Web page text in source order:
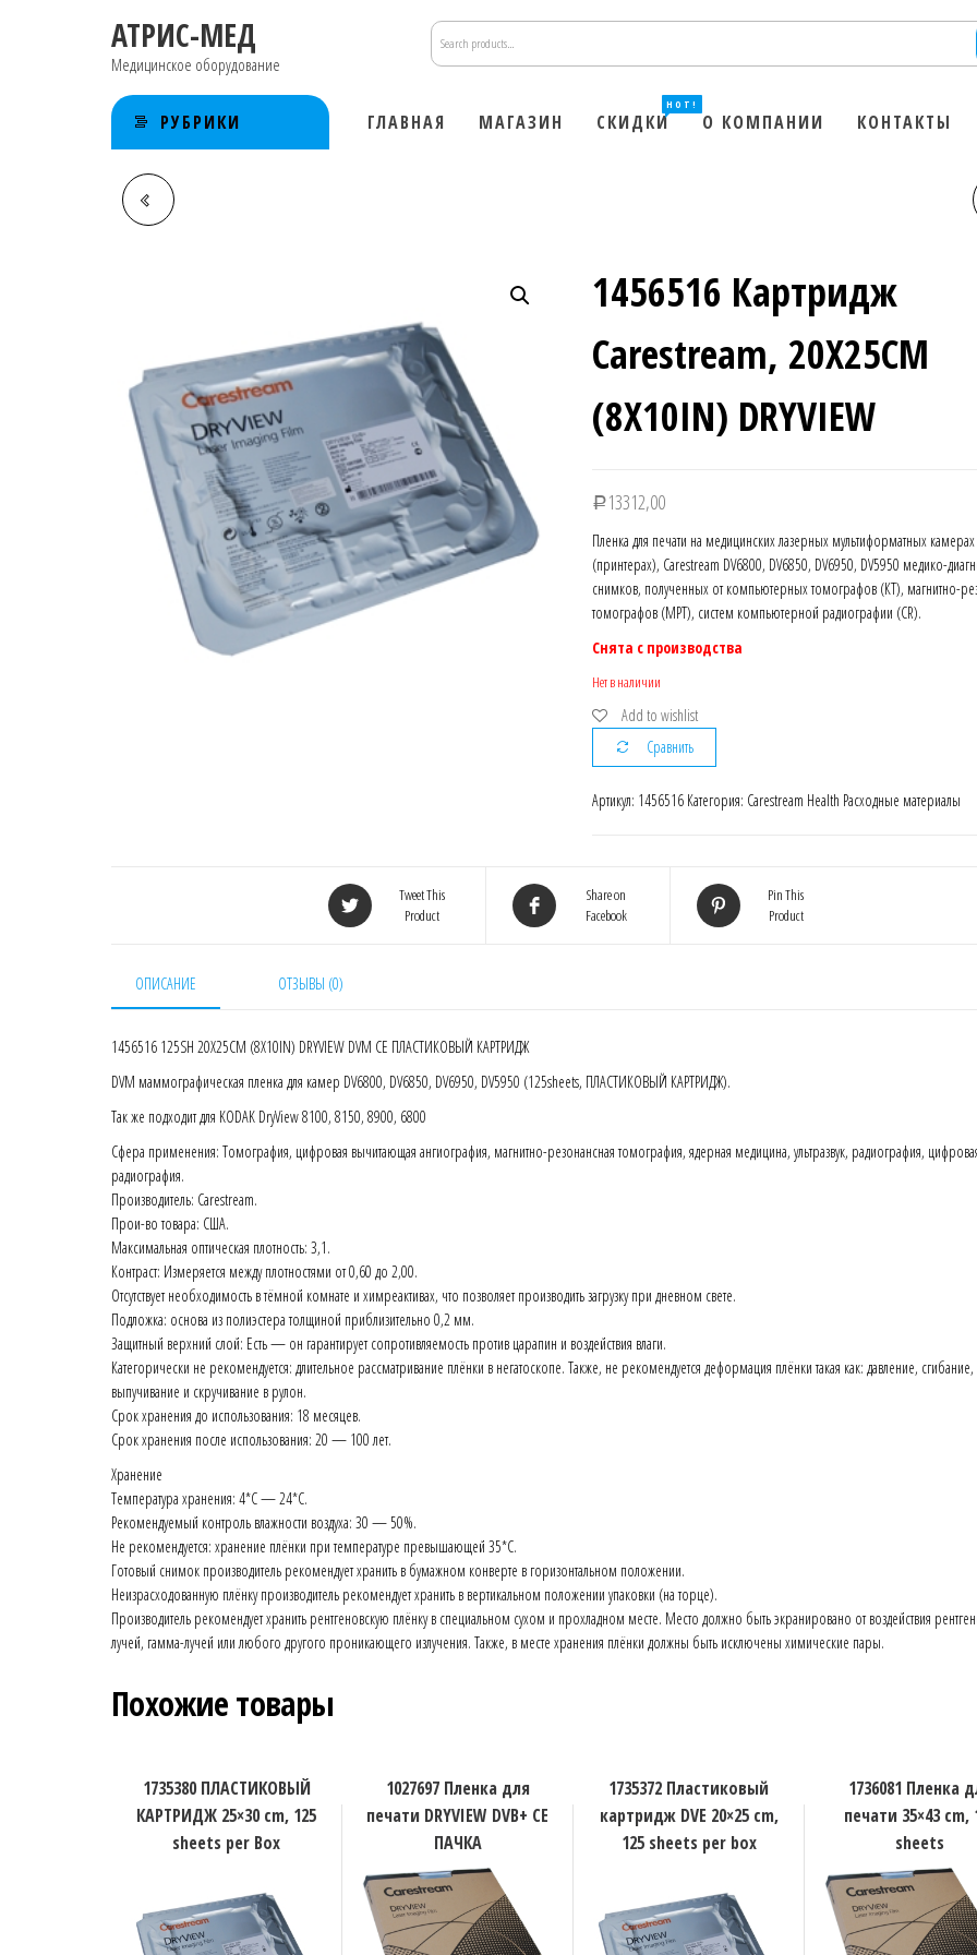
АТРИС-МЕД
Медицинское оборудование
РУБРИКИ ГЛАВНАЯ МАГАЗИН СКИДКИ
HOT!
О КОМПАНИИ КОНТАКТЫ
(10X12IN)
1456516 Картридж
Carestream, 20X25CM
(8X10IN) DRYVIEW
Р 13312,00
Пленка для печати на медицинских лазерных мультиформатных камерах
(принтерах), Carestream DV6800, DV6850, DV6950, DV5950 медико-
снимков, полученных от компьютерных томографов (КТ), магнитно-
томографов (МРТ), систем компьютерной радиографии (CR).
Снята с производства
Нет в наличии
Add to wishlist
Сравнить
Артикул: 1456516 Категория: Carestream Health Расходные материалы
Tweet This
Product
Share on
Facebook
Pin This
Product
ОПИСАНИЕ ОТЗЫВЫ (0)
1456516 125SH 20X25CM (8X10IN) DRYVIEW DVM CE ПЛАСТИКОВЫЙ КАРТРИДЖ
DVM маммографическая пленка для камер DV6800, DV6850, DV6950, DV5950 (125sheets, ПЛАСТИКОВЫЙ КАРТРИДЖ).
Так же подходит для KODAK DryView 8100, 8150, 8900, 6800
Сфера применения: Томография, цифровая вычитающая ангиография, магнитно-резонансная томография, ядерная медицина, ультразвук, радиография,
радиография.
Производитель: Carestream.
Прои-во товара: США.
Максимальная оптическая плотность: 3,1.
Контраст: Измеряется между плотностями от 0,60 до 2,00.
Отсутствует необходимость в тёмной комнате и химреактивах, что позволяет производить загрузку при дневном свете.
Подложка: основа из полиэстера толщиной приблизительно 0,2 мм.
Защитный верхний слой: Есть — он гарантирует сопротивляемость против царапин и воздействия влаги.
Категорически не рекомендуется: длительное рассматривание плёнки в негатоскопе. Также, не рекомендуется деформация плёнки такая как: давление, сгибание,
выпучивание и скручивание в рулон.
Срок хранения до использования: 18 месяцев.
Cрок хранения после использования: 20 — 100 лет.
Хранение
Температура хранения: 4*C — 24*C.
Рекомендуемый контроль влажности воздуха: 30 — 50%.
Не рекомендуется: хранение плёнки при температуре превышающей 35*С.
Готовый снимок производитель рекомендует хранить в бумажном конверте в горизонтальном положении.
Неизрасходованную плёнку производитель рекомендует хранить в вертикальном положении упаковки (на торце).
Производитель рекомендует хранить рентгеновскую плёнку в специальном сухом и прохладном месте. Место должно быть экранировано от воздействия
лучей, гамма-лучей или любого другого проникающего излучения. Также, в месте хранения плёнки должны быть исключены химические пары.
Похожие товары
1735380 ПЛАСТИКОВЫЙ
КАРТРИДЖ 25×30 cm, 125
sheets per Box
1027697 Пленка для
печати DRYVIEW DVB+ CE
ПАЧКА
1735372 Пластиковый
картридж DVE 20×25 cm,
125 sheets per box
1736081 Пленка
печати 35×43 cm,
sheets